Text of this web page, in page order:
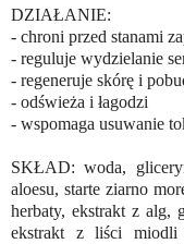
DZIAŁANIE:
- chroni przed stanami
- reguluje wydzielanie
- regeneruje skórę i
- odświeża i łagodzi
- wspomaga usuwanie
SKŁAD: woda,
aloesu, starte ziarno
herbaty, ekstrakt z alg,
ekstrakt z liści miodli